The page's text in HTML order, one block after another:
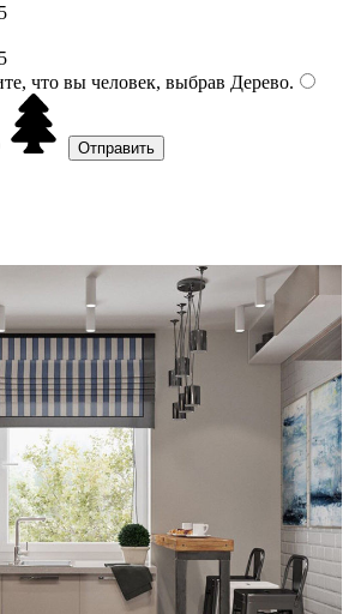
5
5
что вы человек, выбрав Дерево.